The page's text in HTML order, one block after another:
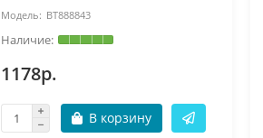
BT888843
1178р.
В корзину